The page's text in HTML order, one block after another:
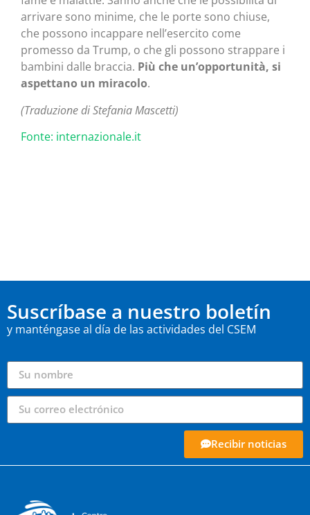
arrivare sono minime, che le porte sono chiuse,
che possono incappare nell’esercito come
promesso da Trump, o che gli possono strappare i
bambini dalle braccia. Più che un’opportunità, si
aspettano un miracolo.
(Traduzione di Stefania Mascetti)
Fonte: internazionale.it
Suscríbase a nuestro boletín
y manténgase al día de las actividades del CSEM
Recibir noticias